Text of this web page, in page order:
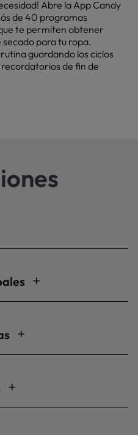
Abre la App Candy
de 40 programas
te permiten obtener
para tu ropa.
guardando los ciclos
de fin de